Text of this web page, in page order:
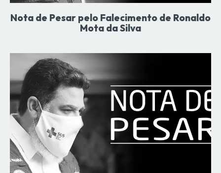
Nota de Pesar pelo Falecimento de Ronaldo
Mota da Silva